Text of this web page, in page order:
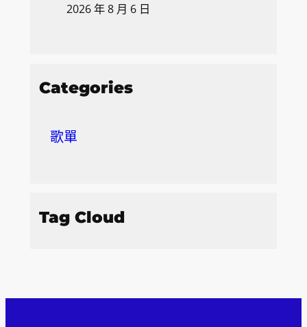
2026 年 8 月 6 日
Categories
歌單
Tag Cloud